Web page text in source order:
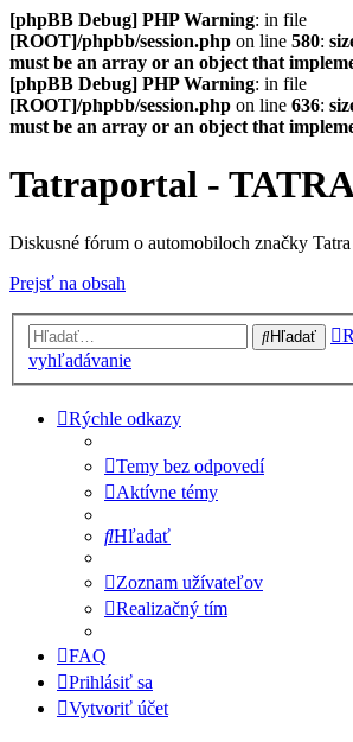
[phpBB Debug] PHP Warning: in file
[ROOT]/phpbb/session.php on line 580:
must be an array or an object that
[phpBB Debug] PHP Warning: in file
[ROOT]/phpbb/session.php on line 636:
must be an array or an object that
Tatraportal -
Diskusné fórum o automobiloch značky Tatra
Prejsť na obsah
Hľadať
vyhľadávanie
Rýchle odkazy
Temy bez odpovedí
Aktívne témy
Hľadať
Zoznam užívateľov
Realizačný tím
FAQ
Prihlásiť sa
Vytvoriť účet